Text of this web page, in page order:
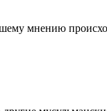
мнению